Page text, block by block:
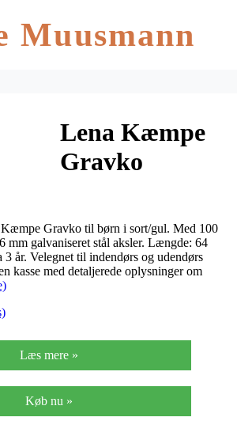
Muusmann
Lena Kæmpe
Gravko
cm
Gravko til børn i sort/gul. Med 100
mm galvaniseret stål aksler. Længde: 64
år. Velegnet til indendørs og udendørs
kasse med detaljerede oplysninger om
Læs mere »
Køb nu »